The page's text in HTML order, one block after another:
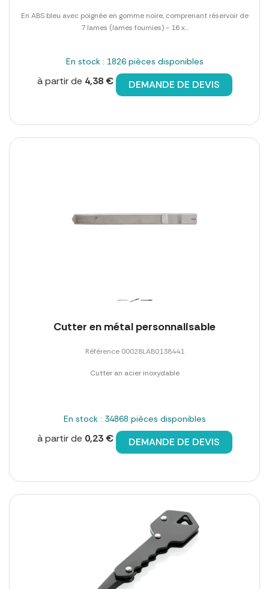
En ABS bleu avec poignée en gomme noire, comprenant réservoir de
7 lames (lames fournies) - 16 x...
En stock : 1826 pièces disponibles
à partir de 4,38 € DEMANDE DE DEVIS
Cutter en métal personnalisable
Référence 00028LAB0138441
Cutter an acier inoxydable
En stock : 34868 pièces disponibles
à partir de 0,23 € DEMANDE DE DEVIS